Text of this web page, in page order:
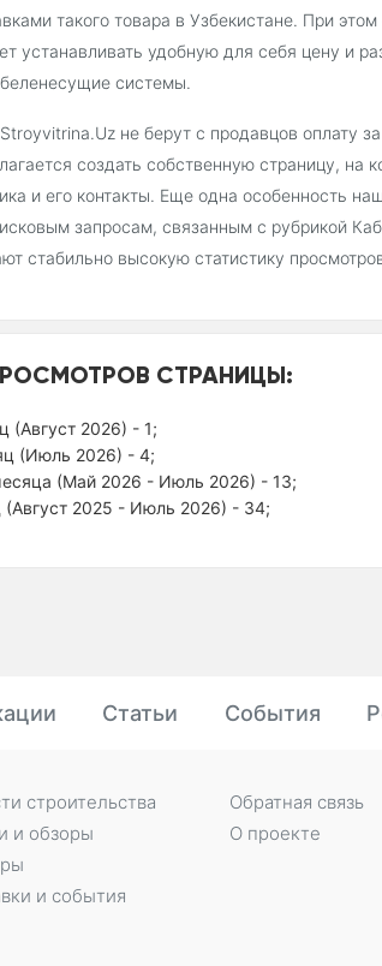
такого товара в Узбекистане. При
устанавливать удобную для себя цену и
системы.
не берут с продавцов оплату
создать собственную страницу, на
и его контакты. Еще одна особенность
запросам, связанным с рубрикой
стабильно высокую статистику
СТРАНИЦЫ:
(Август 2026) - 1;
(Июль 2026) - 4;
(Май 2026 - Июль 2026) - 13;
(Август 2025 - Июль 2026) - 34;
Статьи События
строительства
и обзоры
и события
Обратная связь
О проекте